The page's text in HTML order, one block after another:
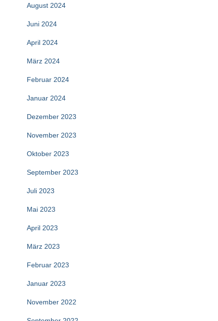
August 2024
Juni 2024
April 2024
März 2024
Februar 2024
Januar 2024
Dezember 2023
November 2023
Oktober 2023
September 2023
Juli 2023
Mai 2023
April 2023
März 2023
Februar 2023
Januar 2023
November 2022